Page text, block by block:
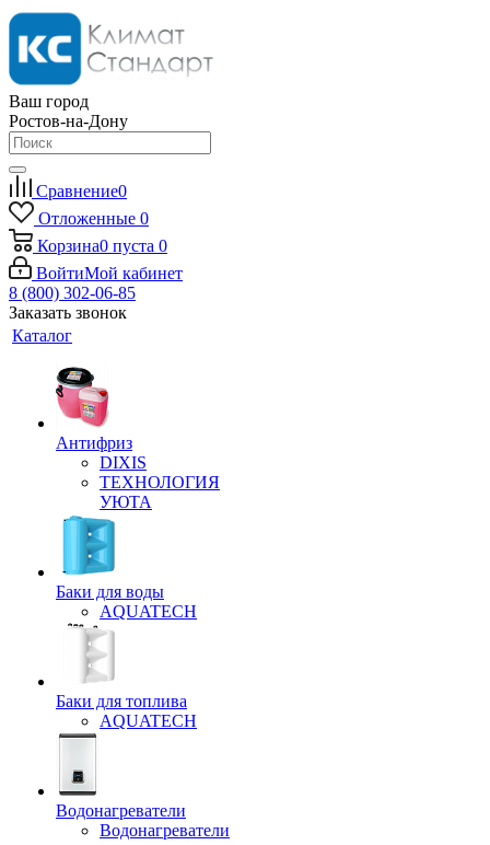
Ваш город
Ростов-на-Дону
Сравнение0
Отложенные 0
Корзина0 пуста 0
ВойтиМой кабинет
8 (800) 302-06-85
Заказать звонок
Каталог
Антифриз
DIXIS
ТЕХНОЛОГИЯ
УЮТА
Баки для воды
AQUATECH
Баки для топлива
AQUATECH
Водонагреватели
Водонагреватели